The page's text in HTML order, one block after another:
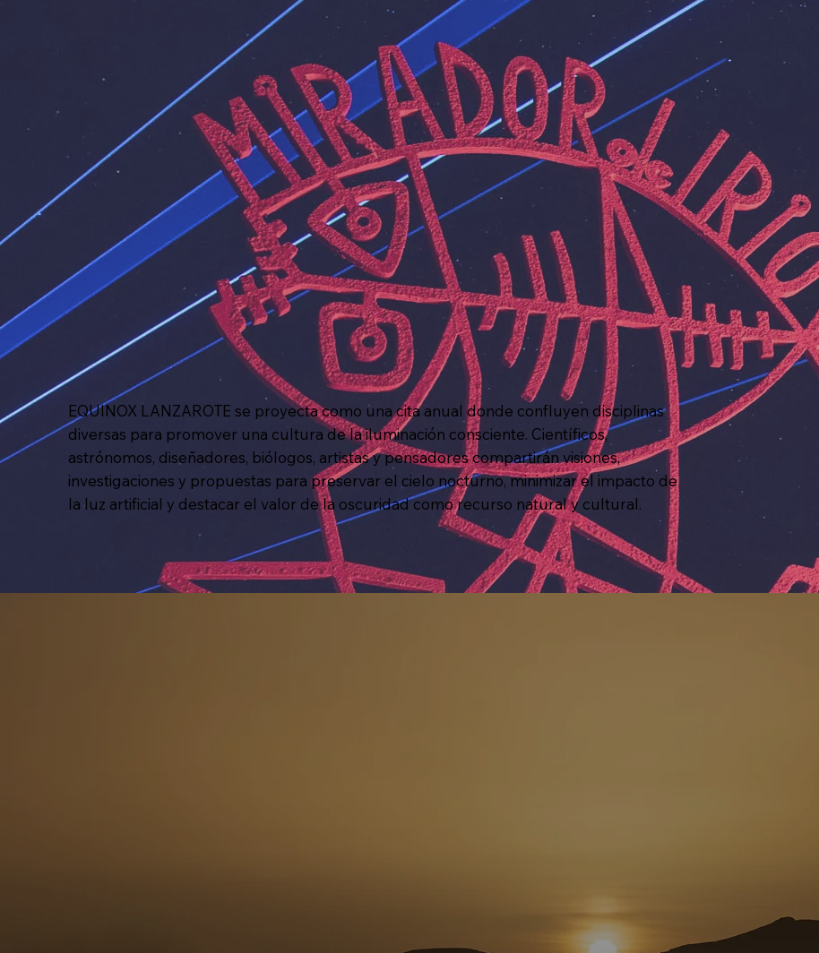
EQUINOX LANZAROTE se proyecta como una cita anual donde confluyen disciplinas
diversas para promover una cultura de la iluminación consciente. Científicos,
astrónomos, diseñadores, biólogos, artistas y pensadores compartirán visiones,
investigaciones y propuestas para preservar el cielo nocturno, minimizar el impacto de
la luz artificial y destacar el valor de la oscuridad como recurso natural y cultural.